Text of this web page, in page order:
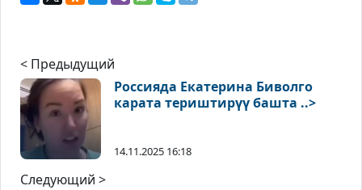
< Предыдущий
Россияда Екатерина Биволго
карата териштирүү башта ..>
14.11.2025 16:18
Следующий >